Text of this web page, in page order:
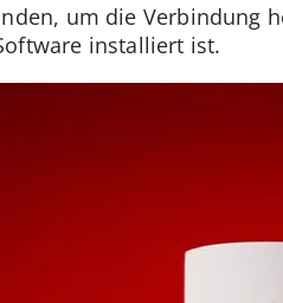
um die Verbindung
installiert ist.